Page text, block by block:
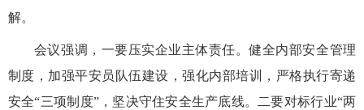
解。
会议强调，一要压实企业主体责任。健全内部安全管理
制度，加强平安员队伍建设，强化内部培训，严格执行寄递
安全“三项制度”，坚决守住安全生产底线。二要对标行业“两